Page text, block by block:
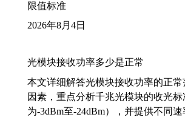
限值标准
2026年8月4日
光模块接收功率多少是正常
本文详细解答光模块接收功率的正常
因素，重点分析千兆光模块的收光
为-3dBm至-24dBm），并提供不同